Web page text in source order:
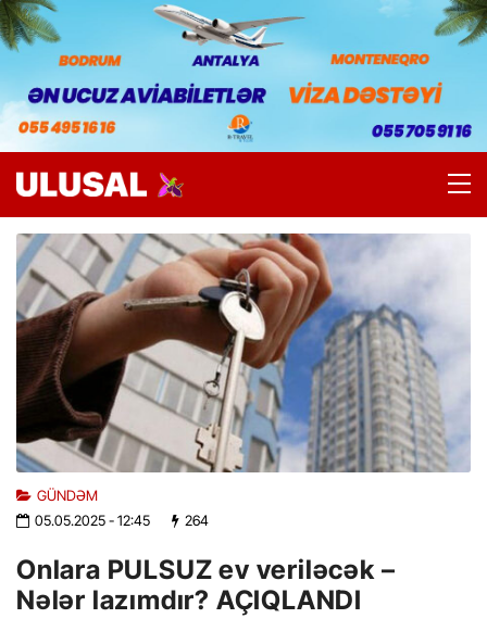
GÜNDƏM
05.05.2025- 12:45 264
Onlara PULSUZ ev veriləcək –
Nələr lazımdır? AÇIQLANDI